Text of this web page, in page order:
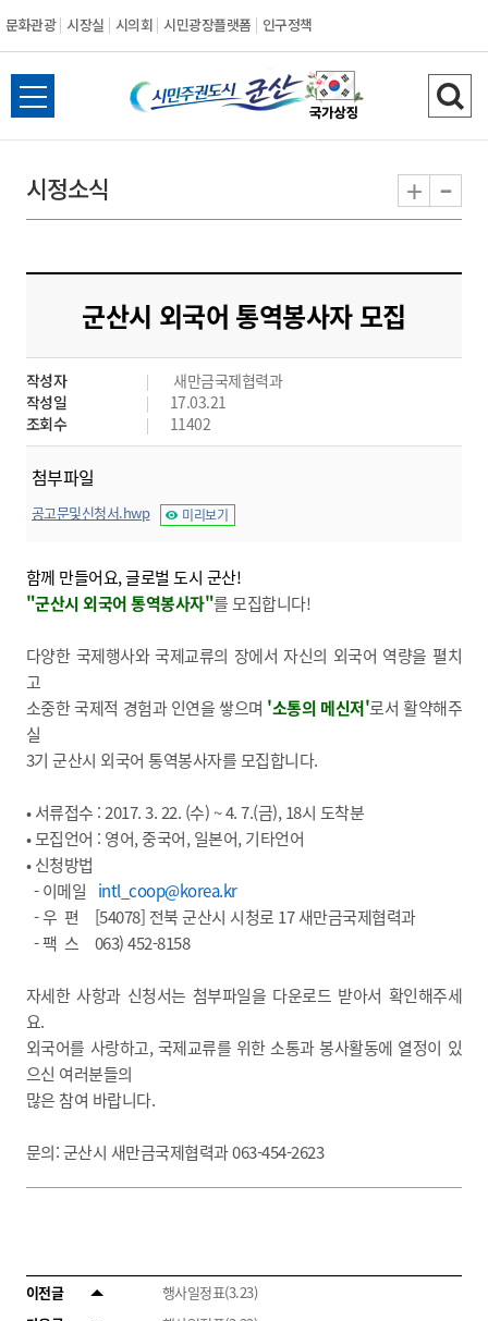
문화관광 시장실 시의회 시민광장플랫폼 인구정책
시
민
도
시
군
산
전
체
뉴
열
검
색
기
시정소식 + -
군산시 외국어 통역봉사자 모집
작성자
새만금국제협력과
작성일
17.03.21
조회수
11402
첨부파일
공고문및신청서.hwp 미리보기
함께 만들어요, 글로벌 도시 군산!
"군산시 외국어 통역봉사자"를 모집합니다!
다양한 국제행사와 국제교류의 장에서 자신의 외국어 역량을 펼치
고
소중한 국제적 경험과 인연을 쌓으며 '소통의 메신저'로서 활약해주
실
3기 군산시 외국어 통역봉사자를 모집합니다.
• 서류접수 : 2017. 3. 22. (수) ~ 4. 7.(금), 18시 도착분
• 모집언어 : 영어, 중국어, 일본어, 기타언어
• 신청방법
- 이메일 intl_coop@korea.kr
- 우 편 [54078] 전북 군산시 시청로 17 새만금국제협력과
- 팩 스 063) 452-8158
자세한 사항과 신청서는 첨부파일을 다운로드 받아서 확인해주세
요.
외국어를 사랑하고, 국제교류를 위한 소통과 봉사활동에 열정이 있
으신 여러분들의
많은 참여 바랍니다.
문의: 군산시 새만금국제협력과 063-454-2623
이전글
행사일정표(3.23)